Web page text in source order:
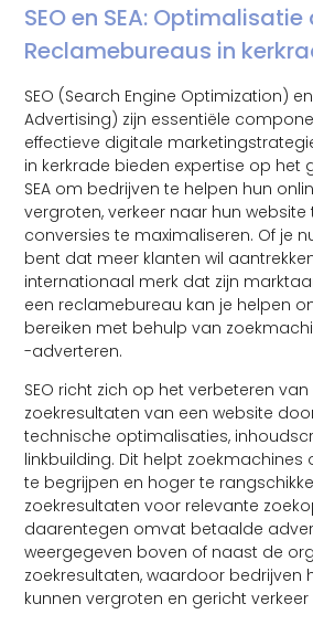
SEO en SEA:
Reclamebureaus in
SEO (Search Engine Optimization)
Advertising) zijn essentiële
effectieve digitale
in kerkrade bieden expertise op het
SEA om bedrijven te helpen hun
vergroten, verkeer naar hun website
conversies te maximaliseren. Of je
bent dat meer klanten wil
internationaal merk dat zijn
een reclamebureau kan je helpen
bereiken met behulp van
-adverteren.
SEO richt zich op het verbeteren
zoekresultaten van een website
technische optimalisaties,
linkbuilding. Dit helpt zoekmachines
te begrijpen en hoger te
zoekresultaten voor relevante
daarentegen omvat betaalde
weergegeven boven of naast de
zoekresultaten, waardoor bedrijven
kunnen vergroten en gericht